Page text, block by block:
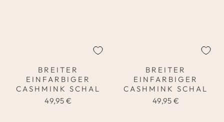
BREITER
EINFARBIGER
CASHMINK SCHAL
49,95 €
BREITER
EINFARBIGER
CASHMINK SCHAL
49,95 €